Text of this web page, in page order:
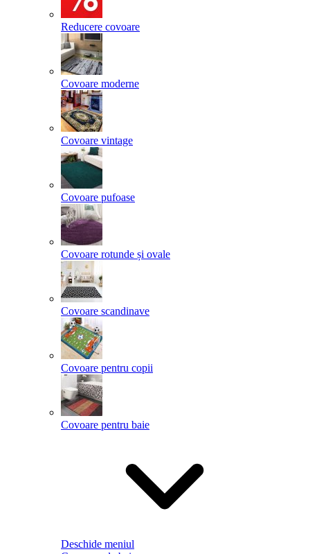
Reducere covoare
Covoare moderne
Covoare vintage
Covoare pufoase
Covoare rotunde și ovale
Covoare scandinave
Covoare pentru copii
Covoare pentru baie
Deschide meniul